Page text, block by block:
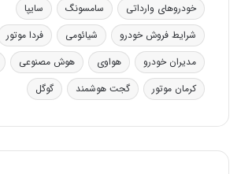
خودروهای وارداتی
سامسونگ
سایپا
شرایط فروش خودرو
شیائومی فردا موتور
مدیران خودرو
هواوی هوش مصنوعی
کرمان موتور
گجت هوشمند گوگل